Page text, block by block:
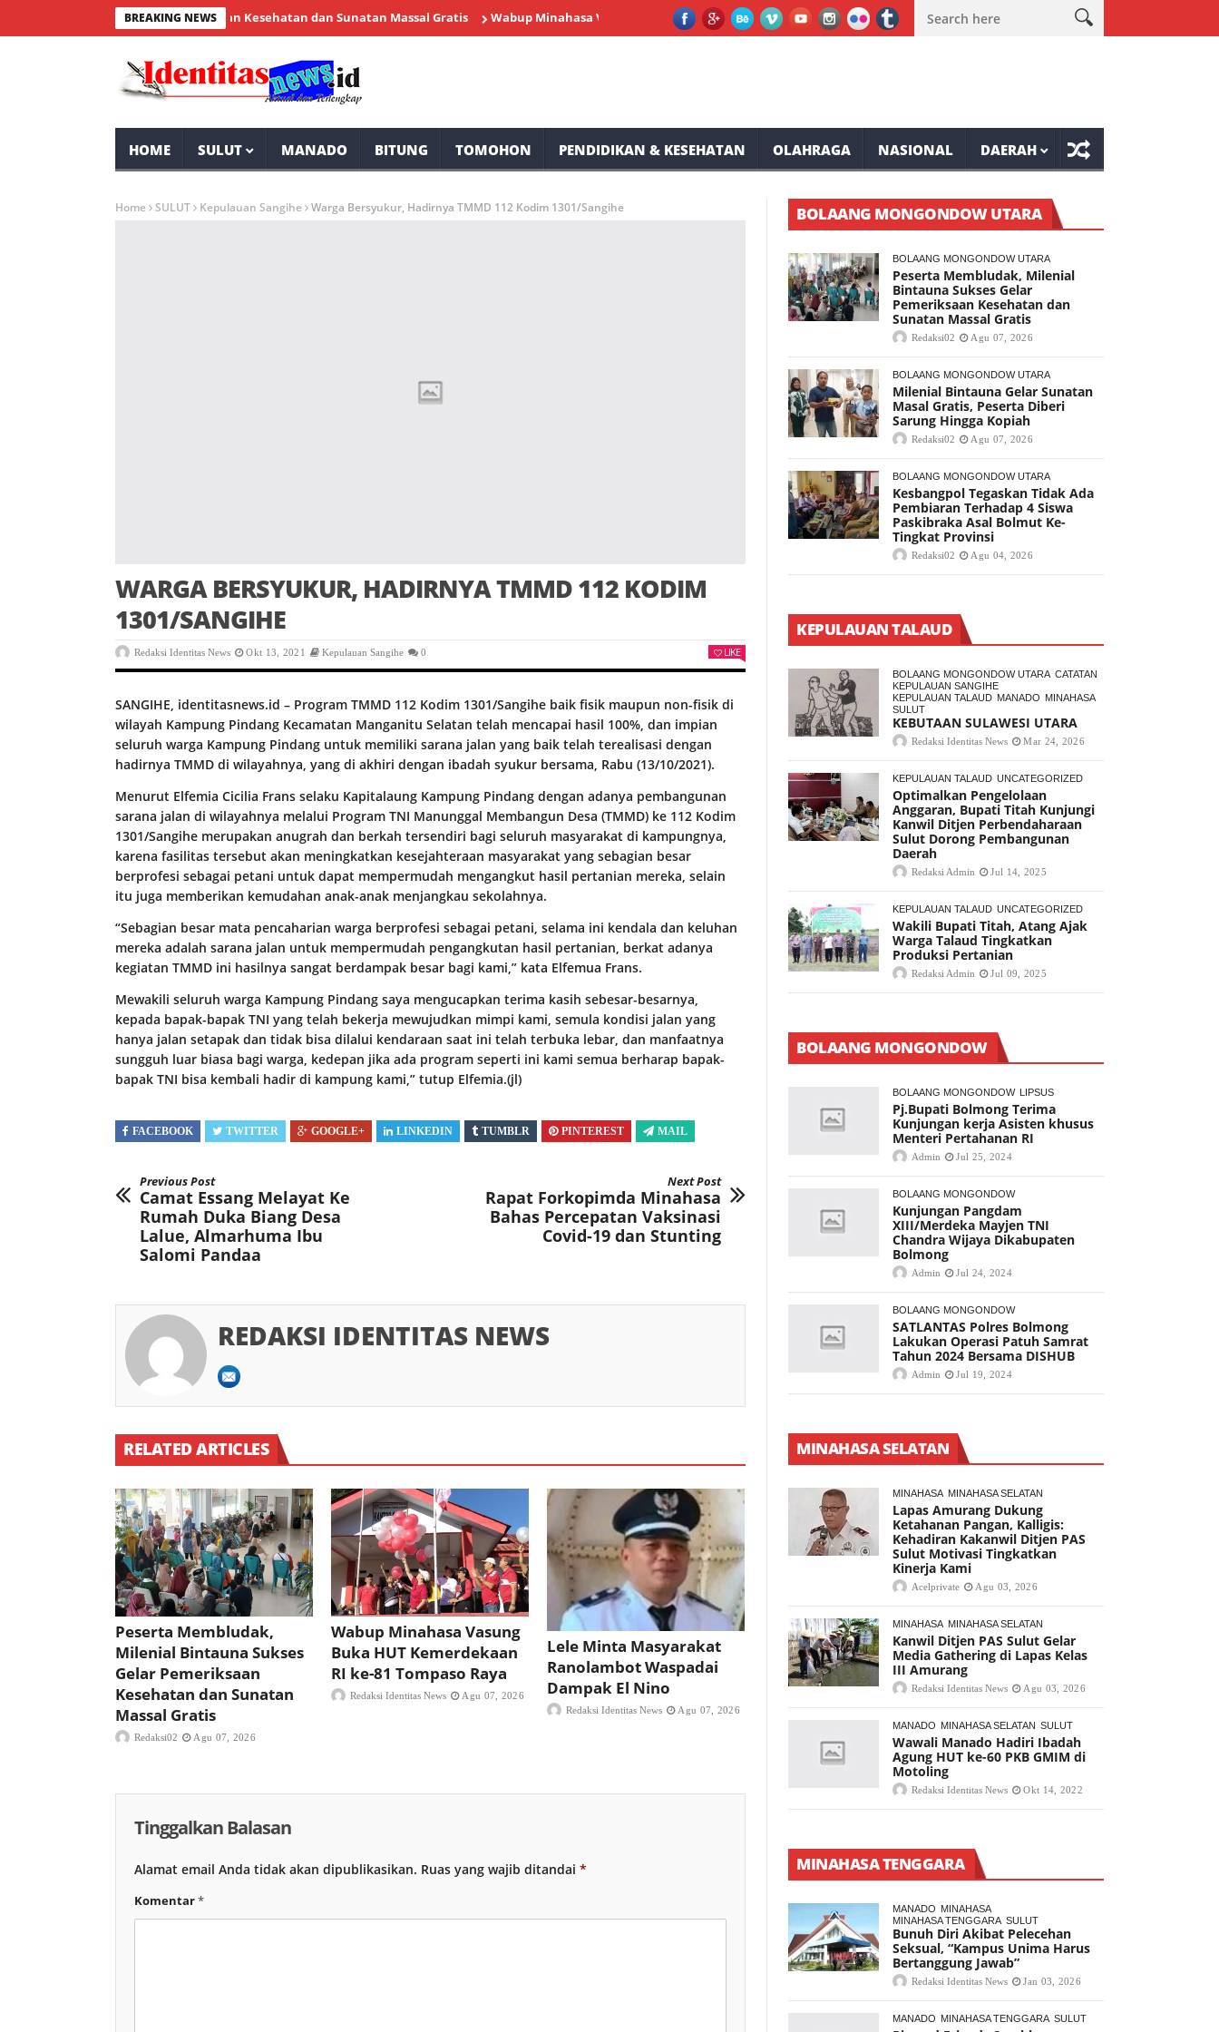
BREAKING NEWS
Sukses Gelar Pemeriksaan Kesehatan dan Sunatan Massal Gratis Wabup Minahasa Vasung Buka HUT Kemerdekaan RI ke-81 Tompaso Raya Lele Minta Masyarakat Ranolambot Waspadai
HOME SULUT MANADO BITUNG TOMOHON PENDIDIKAN & KESEHATAN OLAHRAGA NASIONAL DAERAH
Home SULUT Kepulauan Sangihe Warga Bersyukur, Hadirnya TMMD 112 Kodim 1301/Sangihe
WARGA BERSYUKUR, HADIRNYA TMMD 112 KODIM
1301/SANGIHE
Redaksi Identitas News Okt 13, 2021 Kepulauan Sangihe 0 LIKE
SANGIHE, identitasnews.id – Program TMMD 112 Kodim 1301/Sangihe baik fisik maupun non-fisik di
wilayah Kampung Pindang Kecamatan Manganitu Selatan telah mencapai hasil 100%, dan impian
seluruh warga Kampung Pindang untuk memiliki sarana jalan yang baik telah terealisasi dengan
hadirnya TMMD di wilayahnya, yang di akhiri dengan ibadah syukur bersama, Rabu (13/10/2021).
Menurut Elfemia Cicilia Frans selaku Kapitalaung Kampung Pindang dengan adanya pembangunan
sarana jalan di wilayahnya melalui Program TNI Manunggal Membangun Desa (TMMD) ke 112 Kodim
1301/Sangihe merupakan anugrah dan berkah tersendiri bagi seluruh masyarakat di kampungnya,
karena fasilitas tersebut akan meningkatkan kesejahteraan masyarakat yang sebagian besar
berprofesi sebagai petani untuk dapat mempermudah mengangkut hasil pertanian mereka, selain
itu juga memberikan kemudahan anak-anak menjangkau sekolahnya.
“Sebagian besar mata pencaharian warga berprofesi sebagai petani, selama ini kendala dan keluhan
mereka adalah sarana jalan untuk mempermudah pengangkutan hasil pertanian, berkat adanya
kegiatan TMMD ini hasilnya sangat berdampak besar bagi kami,” kata Elfemua Frans.
Mewakili seluruh warga Kampung Pindang saya mengucapkan terima kasih sebesar-besarnya,
kepada bapak-bapak TNI yang telah bekerja mewujudkan mimpi kami, semula kondisi jalan yang
hanya jalan setapak dan tidak bisa dilalui kendaraan saat ini telah terbuka lebar, dan manfaatnya
sungguh luar biasa bagi warga, kedepan jika ada program seperti ini kami semua berharap bapak-
bapak TNI bisa kembali hadir di kampung kami,” tutup Elfemia.(jl)
FACEBOOK TWITTER GOOGLE+ LINKEDIN TUMBLR PINTEREST MAIL
Previous Post
Camat Essang Melayat Ke
Rumah Duka Biang Desa
Lalue, Almarhuma Ibu
Salomi Pandaa
Next Post
Rapat Forkopimda Minahasa
Bahas Percepatan Vaksinasi
Covid-19 dan Stunting
REDAKSI IDENTITAS NEWS
RELATED ARTICLES
Peserta Membludak,
Milenial Bintauna Sukses
Gelar Pemeriksaan
Kesehatan dan Sunatan
Massal Gratis
Redaksi02 Agu 07, 2026
Wabup Minahasa Vasung
Buka HUT Kemerdekaan
RI ke-81 Tompaso Raya
Redaksi Identitas News Agu 07, 2026
Lele Minta Masyarakat
Ranolambot Waspadai
Dampak El Nino
Redaksi Identitas News Agu 07, 2026
Tinggalkan Balasan
Alamat email Anda tidak akan dipublikasikan. Ruas yang wajib ditandai *
Komentar*
BOLAANG MONGONDOW UTARA
BOLAANG MONGONDOW UTARA
Peserta Membludak, Milenial
Bintauna Sukses Gelar
Pemeriksaan Kesehatan dan
Sunatan Massal Gratis
Redaksi02 Agu 07, 2026
BOLAANG MONGONDOW UTARA
Milenial Bintauna Gelar Sunatan
Masal Gratis, Peserta Diberi
Sarung Hingga Kopiah
Redaksi02 Agu 07, 2026
BOLAANG MONGONDOW UTARA
Kesbangpol Tegaskan Tidak Ada
Pembiaran Terhadap 4 Siswa
Paskibraka Asal Bolmut Ke-
Tingkat Provinsi
Redaksi02 Agu 04, 2026
KEPULAUAN TALAUD
BOLAANG MONGONDOW UTARA CATATAN
KEPULAUAN SANGIHE
KEPULAUAN TALAUD MANADO MINAHASA
SULUT
KEBUTAAN SULAWESI UTARA
Redaksi Identitas News Mar 24, 2026
KEPULAUAN TALAUD UNCATEGORIZED
Optimalkan Pengelolaan
Anggaran, Bupati Titah Kunjungi
Kanwil Ditjen Perbendaharaan
Sulut Dorong Pembangunan
Daerah
Redaksi Admin Jul 14, 2025
KEPULAUAN TALAUD UNCATEGORIZED
Wakili Bupati Titah, Atang Ajak
Warga Talaud Tingkatkan
Produksi Pertanian
Redaksi Admin Jul 09, 2025
BOLAANG MONGONDOW
BOLAANG MONGONDOW LIPSUS
Pj.Bupati Bolmong Terima
Kunjungan kerja Asisten khusus
Menteri Pertahanan RI
Admin Jul 25, 2024
BOLAANG MONGONDOW
Kunjungan Pangdam
XIII/Merdeka Mayjen TNI
Chandra Wijaya Dikabupaten
Bolmong
Admin Jul 24, 2024
BOLAANG MONGONDOW
SATLANTAS Polres Bolmong
Lakukan Operasi Patuh Samrat
Tahun 2024 Bersama DISHUB
Admin Jul 19, 2024
MINAHASA SELATAN
MINAHASA MINAHASA SELATAN
Lapas Amurang Dukung
Ketahanan Pangan, Kalligis:
Kehadiran Kakanwil Ditjen PAS
Sulut Motivasi Tingkatkan
Kinerja Kami
Acelprivate Agu 03, 2026
MINAHASA MINAHASA SELATAN
Kanwil Ditjen PAS Sulut Gelar
Media Gathering di Lapas Kelas
III Amurang
Redaksi Identitas News Agu 03, 2026
MANADO MINAHASA SELATAN SULUT
Wawali Manado Hadiri Ibadah
Agung HUT ke-60 PKB GMIM di
Motoling
Redaksi Identitas News Okt 14, 2022
MINAHASA TENGGARA
MANADO MINAHASA
MINAHASA TENGGARA SULUT
Bunuh Diri Akibat Pelecehan
Seksual, “Kampus Unima Harus
Bertanggung Jawab”
Redaksi Identitas News Jan 03, 2026
MANADO MINAHASA TENGGARA SULUT